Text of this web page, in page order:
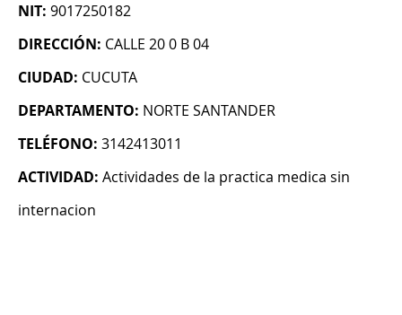
NIT: 9017250182
DIRECCIÓN: CALLE 20 0 B 04
CIUDAD: CUCUTA
DEPARTAMENTO: NORTE SANTANDER
TELÉFONO: 3142413011
ACTIVIDAD: Actividades de la practica medica sin
internacion